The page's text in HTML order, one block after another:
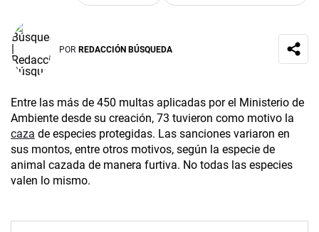
POR REDACCIÓN BÚSQUEDA
Entre las más de 450 multas aplicadas por el Ministerio de
Ambiente desde su creación, 73 tuvieron como motivo la
caza de especies protegidas. Las sanciones variaron en
sus montos, entre otros motivos, según la especie de
animal cazada de manera furtiva. No todas las especies
valen lo mismo.